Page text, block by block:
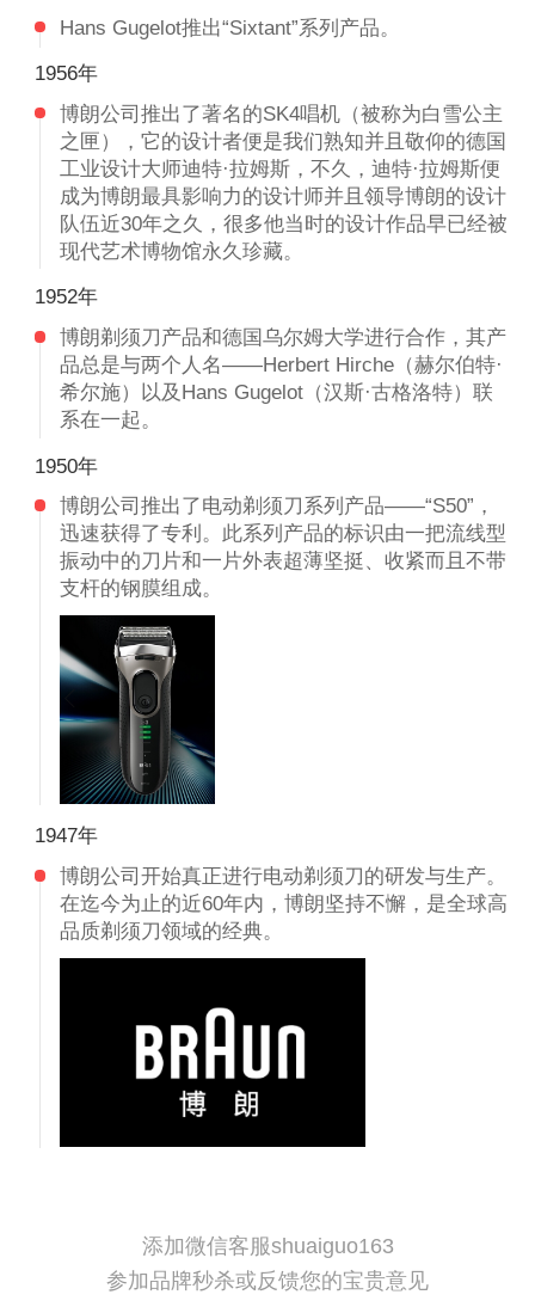
Hans Gugelot推出“Sixtant”系列产品。
1956年
博朗公司推出了著名的SK4唱机（被称为白雪公主
之匣），它的设计者便是我们熟知并且敬仰的德国
工业设计大师迪特·拉姆斯，不久，迪特·拉姆斯便
成为博朗最具影响力的设计师并且领导博朗的设计
队伍近30年之久，很多他当时的设计作品早已经被
现代艺术博物馆永久珍藏。
1952年
博朗剃须刀产品和德国乌尔姆大学进行合作，其产
品总是与两个人名——Herbert Hirche（赫尔伯特·
希尔施）以及Hans Gugelot（汉斯·古格洛特）联
系在一起。
1950年
博朗公司推出了电动剃须刀系列产品——“S50”，
迅速获得了专利。此系列产品的标识由一把流线型
振动中的刀片和一片外表超薄坚挺、收紧而且不带
支杆的钢膜组成。
1947年
博朗公司开始真正进行电动剃须刀的研发与生产。
在迄今为止的近60年内，博朗坚持不懈，是全球高
品质剃须刀领域的经典。
添加微信客服shuaiguo163
参加品牌秒杀或反馈您的宝贵意见